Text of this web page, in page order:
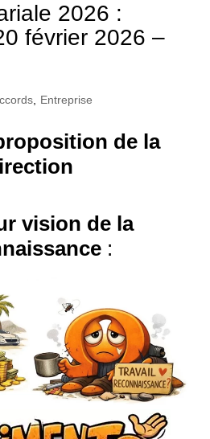
2026 :
février 2026 –
, Entreprise
de la
vision de la
: